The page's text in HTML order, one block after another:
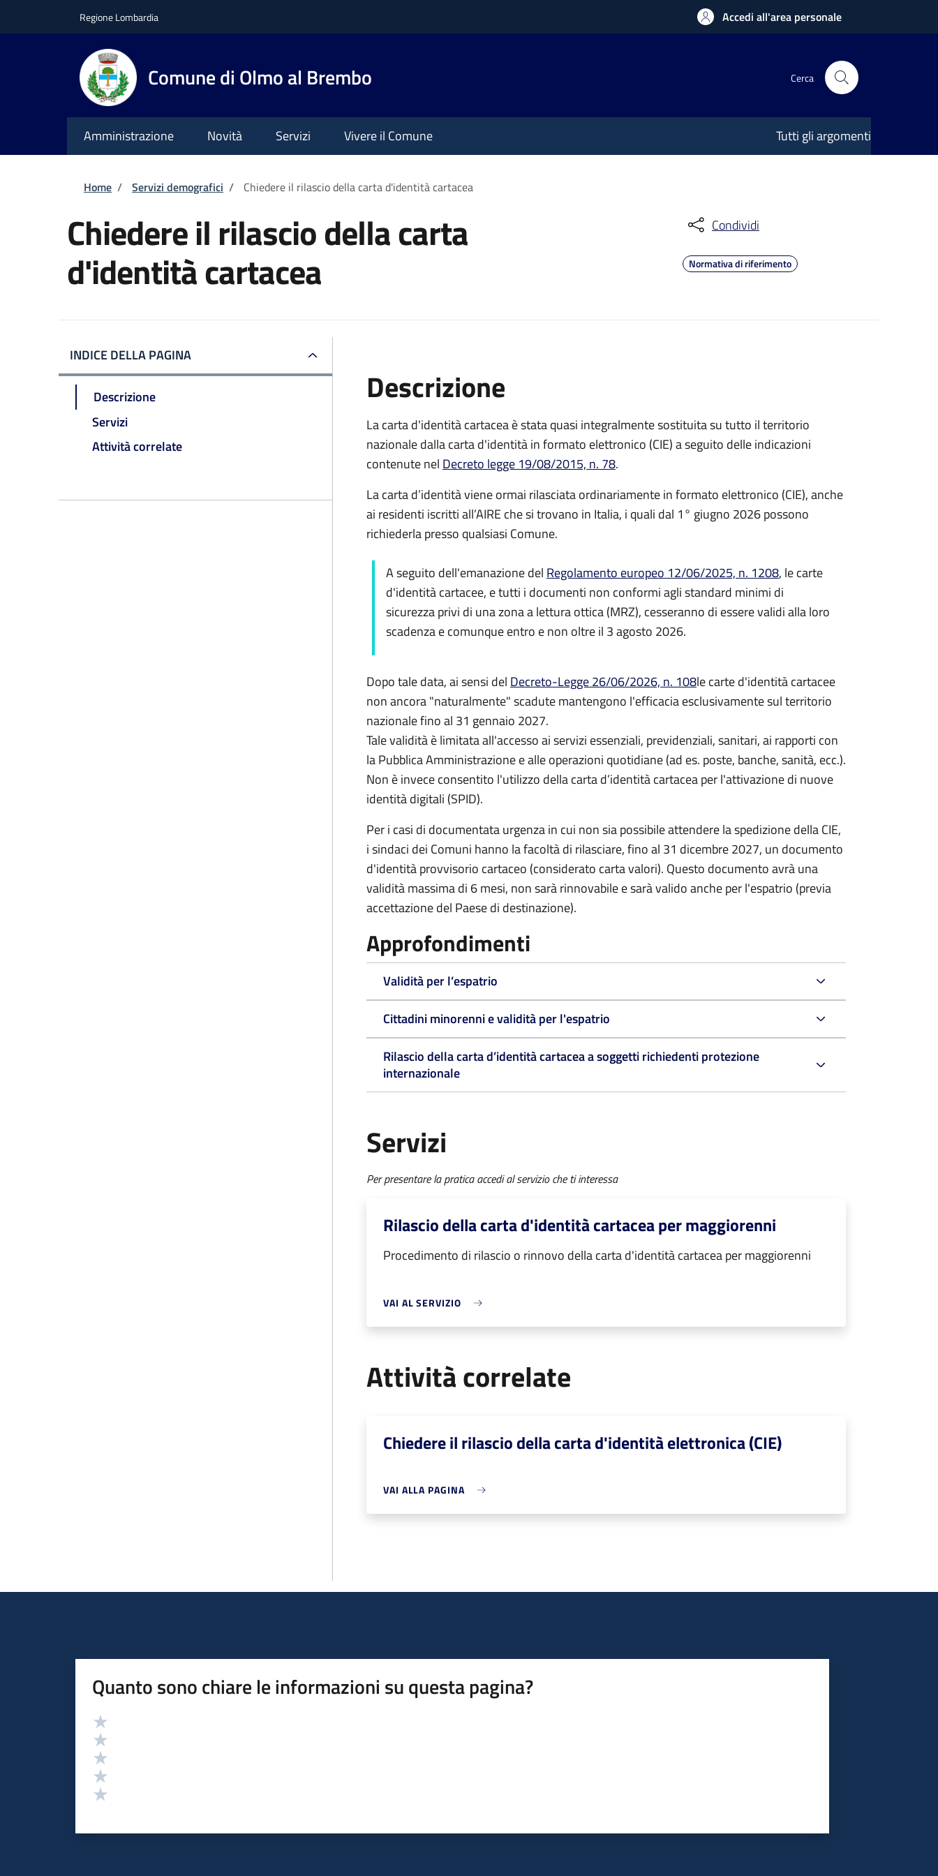
Regione Lombardia Accedi all'area personale
Comune di Olmo al Brembo Cerca
Amministrazione Novità Servizi Vivere il Comune Tutti gli argomenti
Briciole di pane
Home / Servizi demografici / Chiedere il rilascio della carta d'identità cartacea
Chiedere il rilascio della carta
d'identità cartacea
Condividi
Normativa di riferimento
INDICE DELLA PAGINA
Descrizione
Servizi
Attività correlate
Descrizione
La carta d'identità cartacea è stata quasi integralmente sostituita su tutto il territorio
nazionale dalla carta d'identità in formato elettronico (CIE) a seguito delle indicazioni
contenute nel Decreto legge 19/08/2015, n. 78.
La carta d’identità viene ormai rilasciata ordinariamente in formato elettronico (CIE), anche
ai residenti iscritti all’AIRE che si trovano in Italia, i quali dal 1° giugno 2026 possono
richiederla presso qualsiasi Comune.
A seguito dell'emanazione del Regolamento europeo 12/06/2025, n. 1208, le carte
d'identità cartacee, e tutti i documenti non conformi agli standard minimi di
sicurezza privi di una zona a lettura ottica (MRZ), cesseranno di essere validi alla loro
scadenza e comunque entro e non oltre il 3 agosto 2026.
Dopo tale data, ai sensi del Decreto-Legge 26/06/2026, n. 108le carte d'identità cartacee
non ancora "naturalmente" scadute mantengono l'efficacia esclusivamente sul territorio
nazionale fino al 31 gennaio 2027.
Tale validità è limitata all'accesso ai servizi essenziali, previdenziali, sanitari, ai rapporti con
la Pubblica Amministrazione e alle operazioni quotidiane (ad es. poste, banche, sanità, ecc.).
Non è invece consentito l'utilizzo della carta d’identità cartacea per l'attivazione di nuove
identità digitali (SPID).
Per i casi di documentata urgenza in cui non sia possibile attendere la spedizione della CIE,
i sindaci dei Comuni hanno la facoltà di rilasciare, fino al 31 dicembre 2027, un documento
d'identità provvisorio cartaceo (considerato carta valori). Questo documento avrà una
validità massima di 6 mesi, non sarà rinnovabile e sarà valido anche per l'espatrio (previa
accettazione del Paese di destinazione).
Approfondimenti
Validità per l’espatrio
Cittadini minorenni e validità per l'espatrio
Rilascio della carta d’identità cartacea a soggetti richiedenti protezione
internazionale
Servizi
Per presentare la pratica accedi al servizio che ti interessa
Rilascio della carta d'identità cartacea per maggiorenni
Procedimento di rilascio o rinnovo della carta d'identità cartacea per maggiorenni
VAI AL SERVIZIO
Attività correlate
Chiedere il rilascio della carta d'identità elettronica (CIE)
VAI ALLA PAGINA
Quanto sono chiare le informazioni su questa pagina?
Valutazione